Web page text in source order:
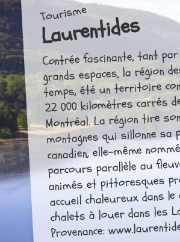
Tourisme
Laurentides
Contrée fascinante, tant
grands espaces, la région
temps, été un territoire
22 000 kilomètres carrés
Montréal. La région tire
montagnes qui sillonne
canadien, elle-même
parcours parallèle au
animés et pittoresques
accueil chaleureux dans
chalets à louer dans les
Provenance: